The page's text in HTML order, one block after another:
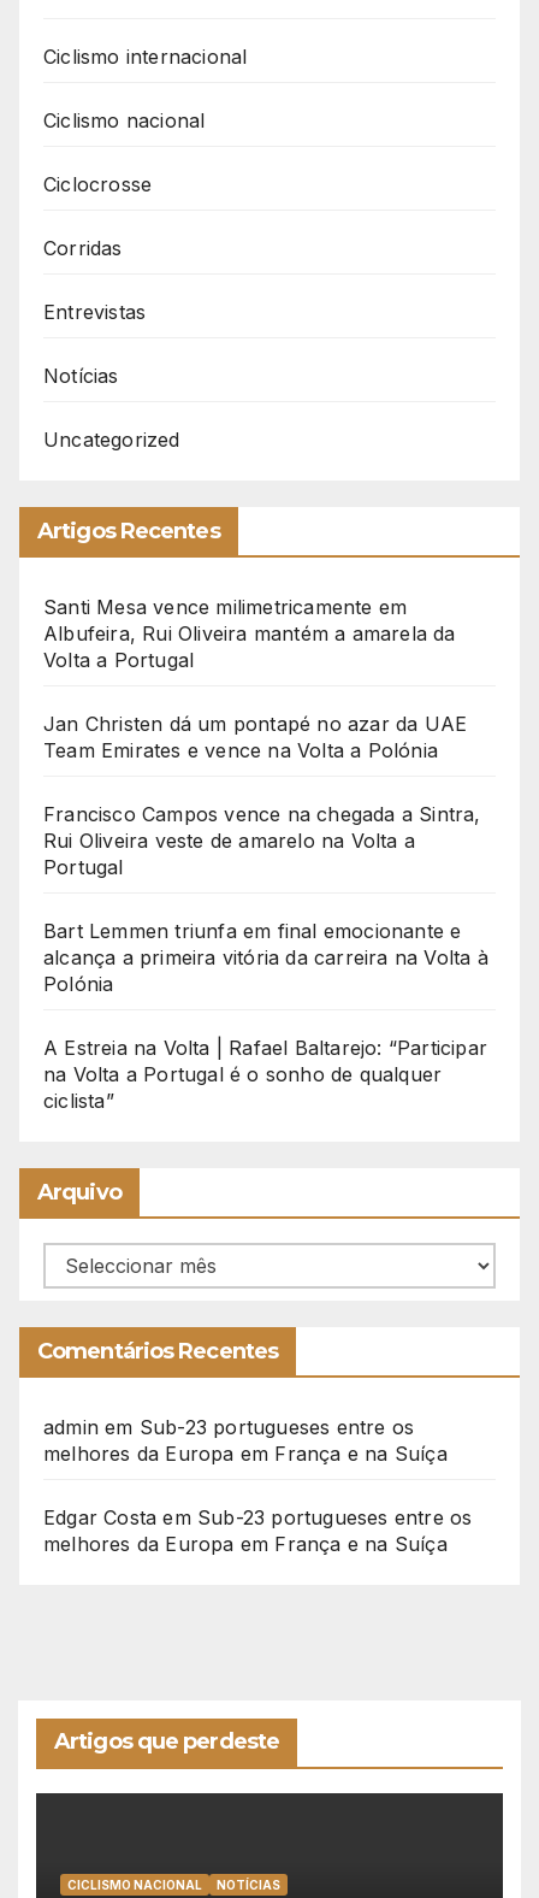
Ciclismo internacional
Ciclismo nacional
Ciclocrosse
Corridas
Entrevistas
Notícias
Uncategorized
Artigos Recentes
Santi Mesa vence milimetricamente em
Albufeira, Rui Oliveira mantém a amarela da
Volta a Portugal
Jan Christen dá um pontapé no azar da UAE
Team Emirates e vence na Volta a Polónia
Francisco Campos vence na chegada a Sintra,
Rui Oliveira veste de amarelo na Volta a
Portugal
Bart Lemmen triunfa em final emocionante e
alcança a primeira vitória da carreira na Volta à
Polónia
A Estreia na Volta | Rafael Baltarejo: “Participar
na Volta a Portugal é o sonho de qualquer
ciclista”
Arquivo
Arquivo
Comentários Recentes
admin em Sub-23 portugueses entre os
melhores da Europa em França e na Suíça
Edgar Costa em Sub-23 portugueses entre os
melhores da Europa em França e na Suíça
Artigos que perdeste
CICLISMO NACIONAL NOTÍCIAS